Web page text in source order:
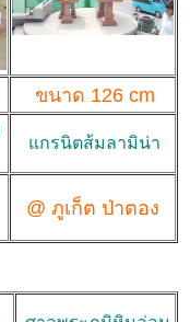
ขนาด 126 cm
แกรนิตส้มลามิน่า
@ ภูเก็ต ป่าตอง